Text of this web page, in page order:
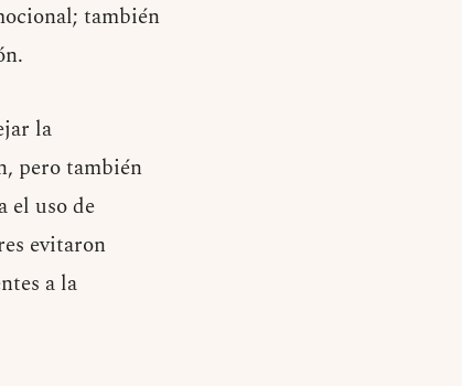
también
la
pero también
el uso de
evitaron
a la